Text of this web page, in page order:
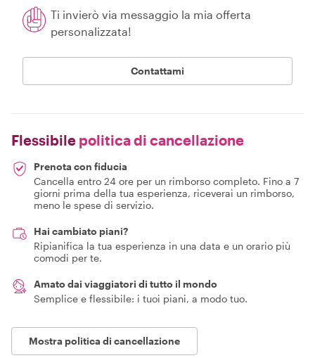
Ti invierò via messaggio la mia offerta
personalizzata!
Contattami
Flessibile politica di cancellazione
Prenota con fiducia
Cancella entro 24 ore per un rimborso completo. Fino a 7
giorni prima della tua esperienza, riceverai un rimborso,
meno le spese di servizio.
Hai cambiato piani?
Ripianifica la tua esperienza in una data e un orario più
comodi per te.
Amato dai viaggiatori di tutto il mondo
Semplice e flessibile: i tuoi piani, a modo tuo.
Mostra politica di cancellazione